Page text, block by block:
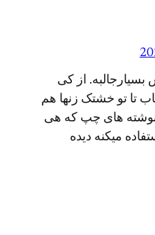
از کی
تا تو خشتک زنها هم
نوشته های چپ که هی
میکنه دیده